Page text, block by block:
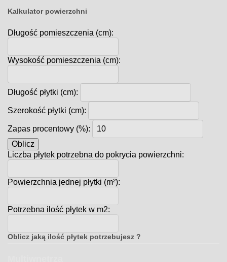
Kalkulator powierzchni
Długość pomieszczenia (cm):
Wysokość pomieszczenia (cm):
Długość płytki (cm):
Szerokość płytki (cm):
Zapas procentowy (%):
Oblicz
Liczba płytek potrzebna do pokrycia powierzchni:
Powierzchnia jednej płytki (m²):
Potrzebna ilość płytek w m2:
Oblicz jaką ilość płytek potrzebujesz ?